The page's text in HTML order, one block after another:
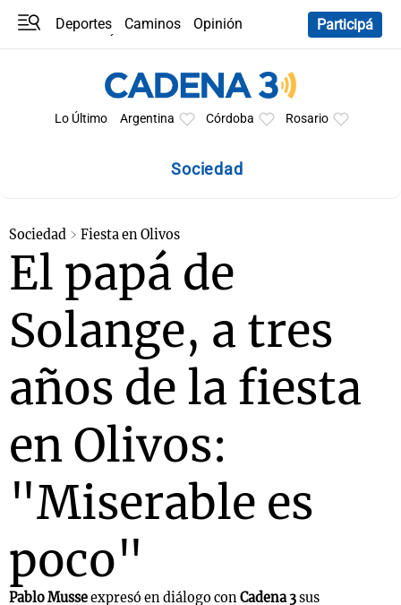
Deportes Caminos
Opinión
Participá
Lo Último Argentina Córdoba Rosario
Sociedad
Sociedad Fiesta en Olivos
El papá de
Solange, a tres
años de la fiesta
en Olivos:
"Miserable es
poco"
Pablo Musseexpresó en diálogo conCadena 3sus